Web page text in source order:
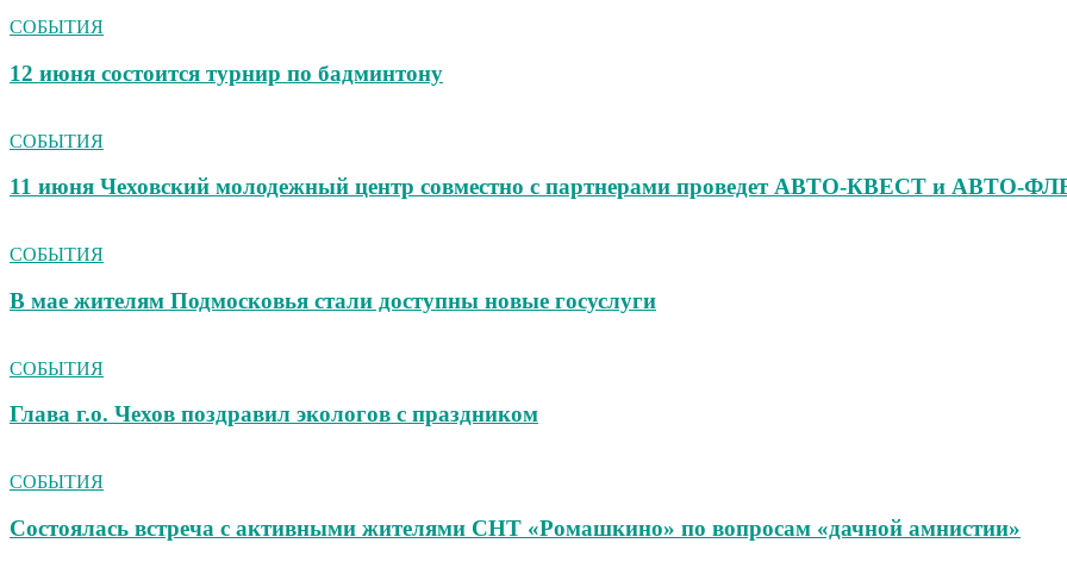
СОБЫТИЯ
12 июня состоится турнир по бадминтону
СОБЫТИЯ
11 июня Чеховский молодежный центр совместно с партнерами проведет АВТО‑КВЕСТ и
СОБЫТИЯ
В мае жителям Подмосковья стали доступны новые госуслуги
СОБЫТИЯ
Глава г.о. Чехов поздравил экологов с праздником
СОБЫТИЯ
Состоялась встреча с активными жителями СНТ «Ромашкино» по вопросам «дачной амнистии»